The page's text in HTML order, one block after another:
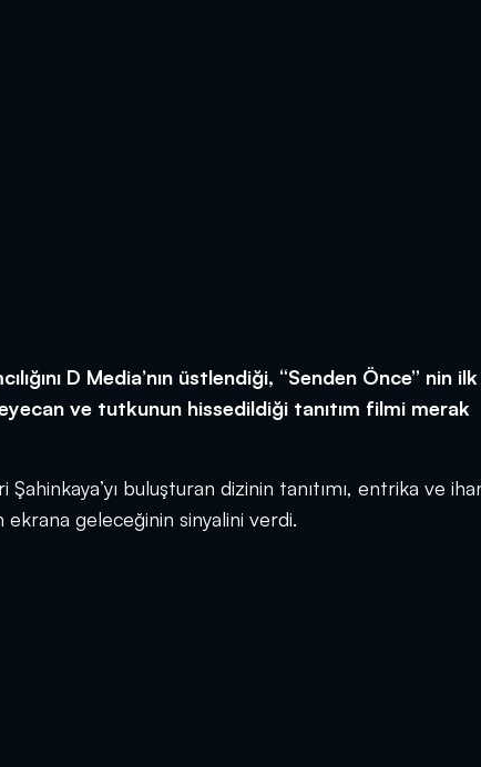
D Media’nın üstlendiği, “Senden Önce” nin ilk
ve tutkunun hissedildiği tanıtım filmi merak
buluşturan dizinin tanıtımı, entrika ve
geleceğinin sinyalini verdi.